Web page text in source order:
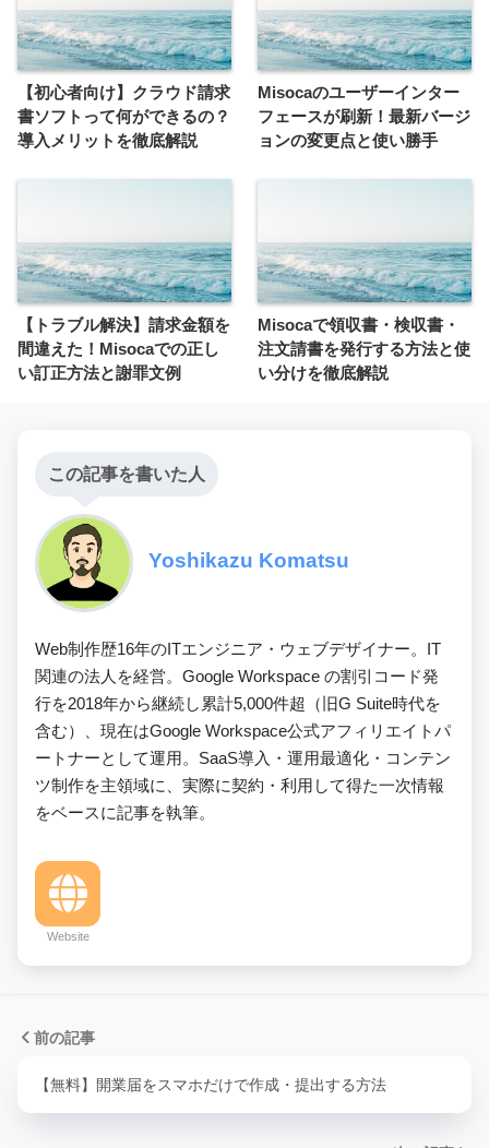
【初心者向け】クラウド請求
書ソフトって何ができるの？
導入メリットを徹底解説
Misocaのユーザーインター
フェースが刷新！最新バージ
ョンの変更点と使い勝手
【トラブル解決】請求金額を
間違えた！Misocaでの正し
い訂正方法と謝罪文例
Misocaで領収書・検収書・
注文請書を発行する方法と使
い分けを徹底解説
この記事を書いた人
Yoshikazu Komatsu
Web制作歴16年のITエンジニア・ウェブデザイナー。IT
関連の法人を経営。Google Workspace の割引コード発
行を2018年から継続し累計5,000件超（旧G Suite時代を
含む）、現在はGoogle Workspace公式アフィリエイトパ
ートナーとして運用。SaaS導入・運用最適化・コンテン
ツ制作を主領域に、実際に契約・利用して得た一次情報
をベースに記事を執筆。
Website
前の記事
【無料】開業届をスマホだけで作成・提出する方法